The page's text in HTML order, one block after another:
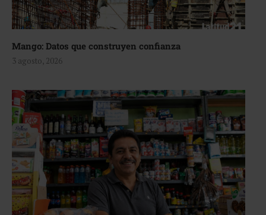
Mango: Datos que construyen confianza
3 agosto, 2026